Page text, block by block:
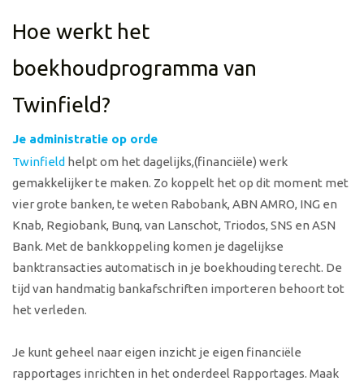
Hoe werkt het
boekhoudprogramma van
Twinfield?
Je administratie op orde
Twinfield helpt om het dagelijks,(financiële) werk
gemakkelijker te maken. Zo koppelt het op dit moment met
vier grote banken, te weten Rabobank, ABN AMRO, ING en
Knab, Regiobank, Bunq, van Lanschot, Triodos, SNS en ASN
Bank. Met de bankkoppeling komen je dagelijkse
banktransacties automatisch in je boekhouding terecht. De
tijd van handmatig bankafschriften importeren behoort tot
het verleden.
Je kunt geheel naar eigen inzicht je eigen financiële
rapportages inrichten in het onderdeel Rapportages. Maak